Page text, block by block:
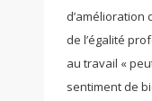
d’amélioration
de l’égalité
au travail «
sentiment de